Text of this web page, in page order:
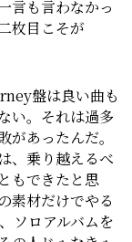
言も言わなかっ
枚目こそが
盤は良い曲も
い。それは過多
あったんだ。
、乗り越えるべ
もできたと思
素材だけでやる
ソロアルバムを